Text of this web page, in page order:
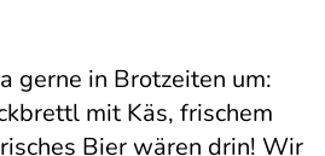
gerne in Brotzeiten um:
mit Käs, frischem
Bier wären drin! Wir